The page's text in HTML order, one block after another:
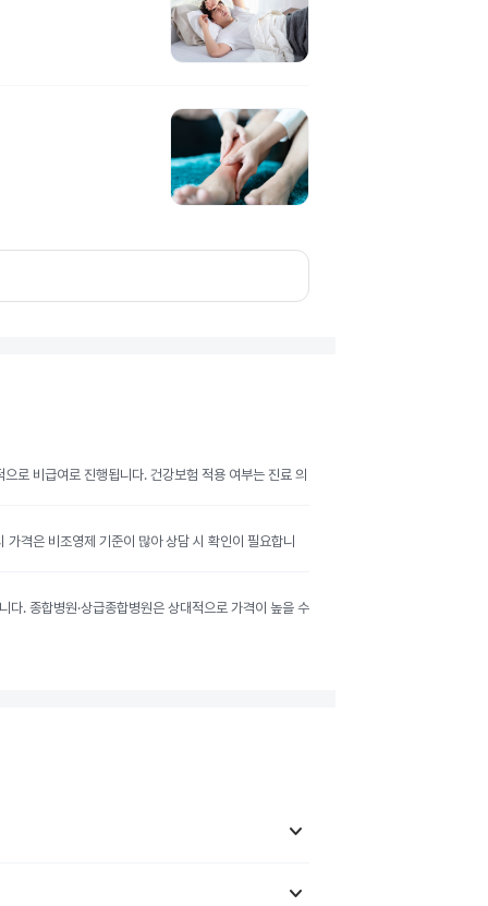
로 비급여로 진행됩니다. 건강보험 적용 여부는 진료 의
격은 비조영제 기준이 많아 상담 시 확인이 필요합니
. 종합병원·상급종합병원은 상대적으로 가격이 높을 수
keyboard_arrow_down
keyboard_arrow_down